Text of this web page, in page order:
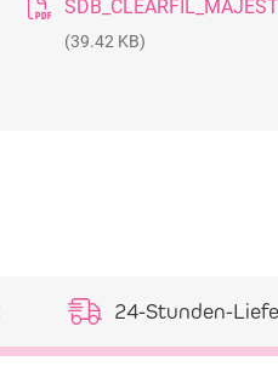
(39.42 KB)
24-Stunden-